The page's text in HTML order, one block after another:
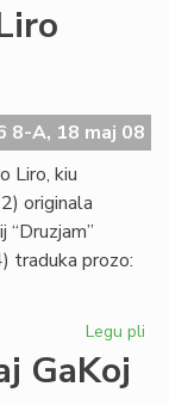
de
8-A, 18 maj 08
Liro, kiu
originala
traduka prozo:
Legu pli
GaKoj